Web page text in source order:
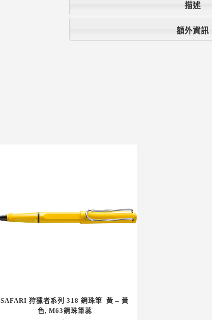
描述
額外資訊
SAFARI 狩獵者系列 318 鋼珠筆 黃 – 黃
色, M63鋼珠筆蕊